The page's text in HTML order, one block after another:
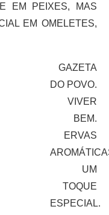
EM PEIXES, MAS
EM OMELETES,
GAZETA
DO POVO.
VIVER
BEM.
ERVAS
UM
TOQUE
ESPECIAL.